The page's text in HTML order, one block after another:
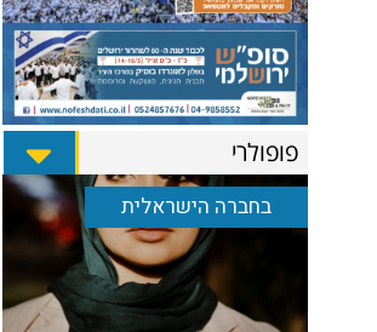
פופולרי
בחברה הישראלית